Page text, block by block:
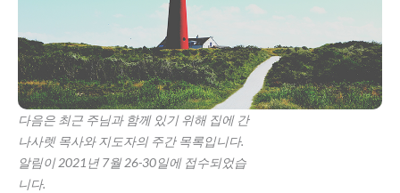
다음은 최근 주님과 함께 있기 위해 집에 간
나사렛 목사와 지도자의 주간 목록입니다.
알림이 2021년 7월 26-30일에 접수되었습
니다.